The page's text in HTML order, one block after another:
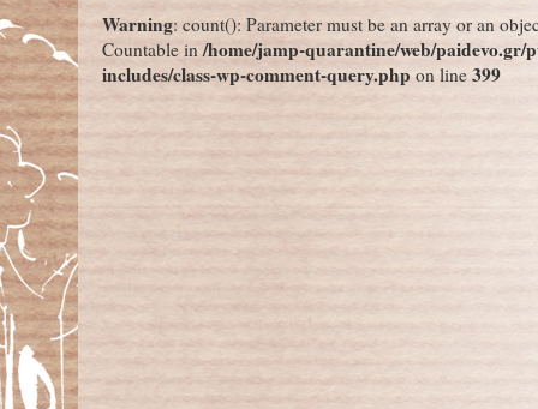
Warning: count(): Parameter must be an array or an
Countable in/home/jamp-quarantine/web/paidevo.gr/
includes/class-wp-comment-query.php on line 399